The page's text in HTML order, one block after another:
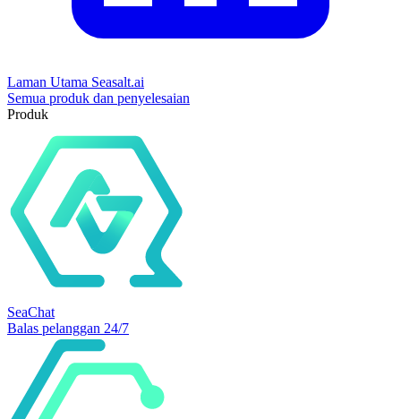
Laman Utama Seasalt.ai
Semua produk dan penyelesaian
Produk
SeaChat
Balas pelanggan 24/7